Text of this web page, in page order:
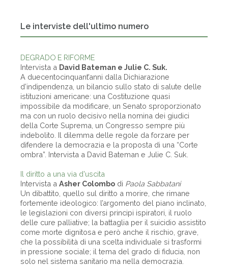
Le interviste dell'ultimo numero
DEGRADO E RIFORME
Intervista a David Bateman e Julie C. Suk.
A duecentocinquant’anni dalla Dichiarazione
d’indipendenza, un bilancio sullo stato di salute delle
istituzioni americane: una Costituzione quasi
impossibile da modificare, un Senato sproporzionato
ma con un ruolo decisivo nella nomina dei giudici
della Corte Suprema, un Congresso sempre più
indebolito. Il dilemma delle regole da forzare per
difendere la democrazia e la proposta di una “Corte
ombra”. Intervista a David Bateman e Julie C. Suk.
Il diritto a una via d'uscita
Intervista a Asher Colombo di Paola Sabbatani
Un dibattito, quello sul diritto a morire, che rimane
fortemente ideologico: l’argomento del piano inclinato,
le legislazioni con diversi principi ispiratori, il ruolo
delle cure palliative; la battaglia per il suicidio assistito
come morte dignitosa e però anche il rischio, grave,
che la possibilità di una scelta individuale si trasformi
in pressione sociale; il tema del grado di fiducia, non
solo nel sistema sanitario ma nella democrazia.